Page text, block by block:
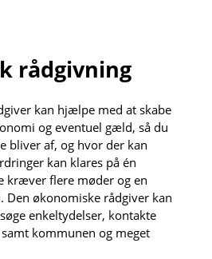
rådgivning
kan hjælpe med at skabe
og eventuel gæld, så du
bliver af, og hvor der kan
kan klares på én
kræver flere møder og en
Den økonomiske rådgiver kan
enkeltydelser, kontakte
kommunen og meget